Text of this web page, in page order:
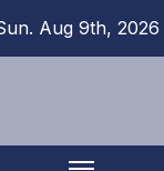
Aug 9th, 2026